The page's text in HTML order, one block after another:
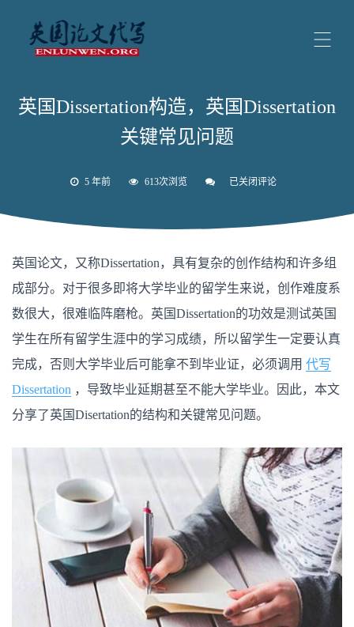
英国Dissertation构造，英国Dissertation
关键常见问题
5 年前 613次浏览
英
国
关
常
见
问
题
已关闭评论
英国论文，又称Dissertation，具有复杂的创作结构和许多组
成部分。对于很多即将大学毕业的留学生来说，创作难度系
数很大，很难临阵磨枪。英国Dissertation的功效是测试英国
学生在所有留学生涯中的学习成绩，所以留学生一定要认真
完成，否则大学毕业后可能拿不到毕业证，必须调用 代写
Dissertation ，导致毕业延期甚至不能大学毕业。因此，本文
分享了英国Disertation的结构和关键常见问题。